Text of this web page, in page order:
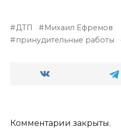
ДТП
Михаил Ефремов
принудительные работы
Комментарии закрыты.